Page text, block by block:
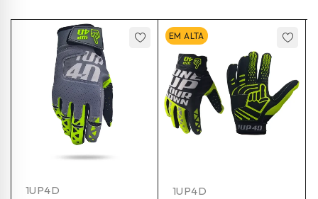
1UP4D
EM ALTA
1UP4D